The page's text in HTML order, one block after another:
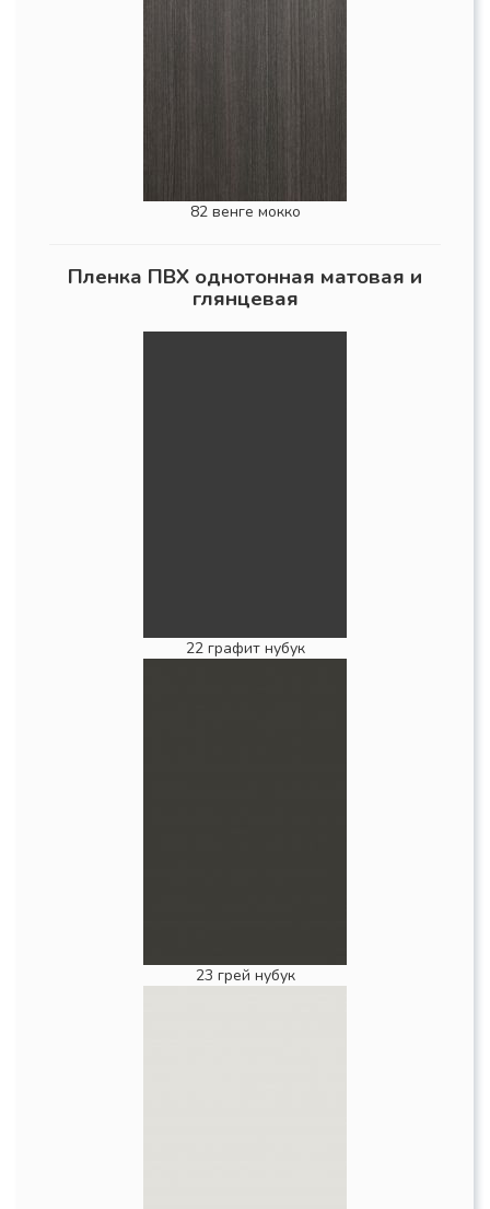
82 венге мокко
Пленка ПВХ однотонная матовая и
глянцевая
22 графит нубук
23 грей нубук